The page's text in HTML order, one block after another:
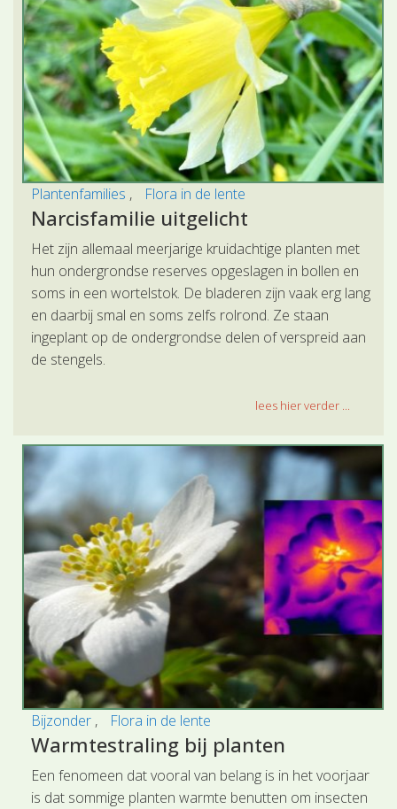
Plantenfamilies Flora in de lente
Narcisfamilie uitgelicht
Het zijn allemaal meerjarige kruidachtige planten met
hun ondergrondse reserves opgeslagen in bollen en
soms in een wortelstok. De bladeren zijn vaak erg lang
en daarbij smal en soms zelfs rolrond. Ze staan
ingeplant op de ondergrondse delen of verspreid aan
de stengels.
lees hier verder ...
Bijzonder Flora in de lente
Warmtestraling bij planten
Een fenomeen dat vooral van belang is in het voorjaar
is dat sommige planten warmte benutten om insecten